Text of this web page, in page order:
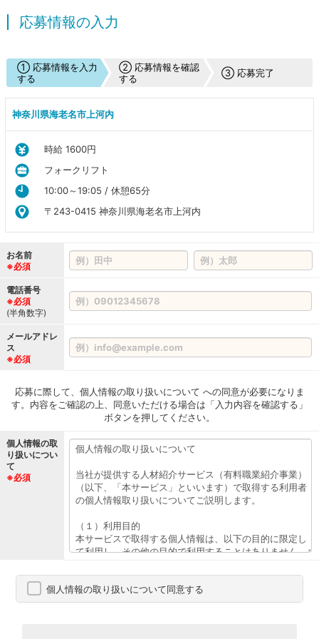
応募情報の入力
① 応募情報を入力
する
② 応募情報を確認
する
③ 応募完了
神奈川県海老名市上河内
時給 1600円
フォークリフト
10:00～19:05 / 休憩65分
〒243-0415 神奈川県海老名市上河内
お名前
※必須
電話番号
※必須
(半角数字)
メールアドレ
ス
※必須
応募に際して、個人情報の取り扱いについて への同意が必要になりま
す。内容をご確認の上、同意いただける場合は「入力内容を確認する」
ボタンを押してください。
個人情報の取
り扱いについ
て
※必須
個人情報の取り扱いについて同意する